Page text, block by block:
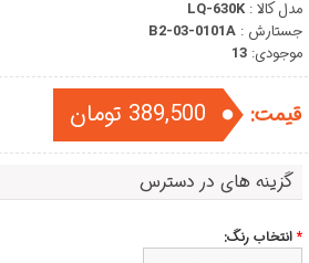
مدل کالا :LQ-630K
جستارش :B2-03-0101A
موجودی:13
قیمت: 389,500 تومان
گزینه های در دسترس
* انتخاب رنگ: